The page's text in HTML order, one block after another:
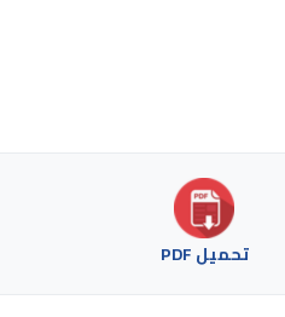
تحميل PDF